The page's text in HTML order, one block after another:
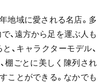
地域に愛される名店。多
、遠方から足を運ぶ人も
、キャラクターモデル、
棚ごとに美しく陳列され
ことができる。なかでも